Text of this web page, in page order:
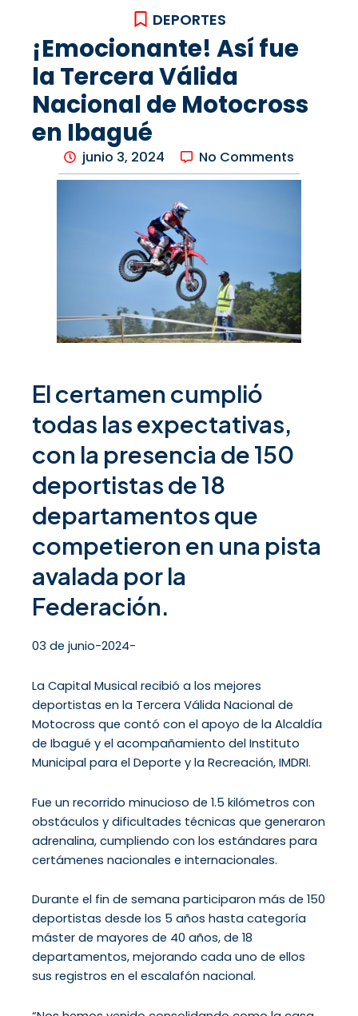
DEPORTES
¡Emocionante! Así fue
la Tercera Válida
Nacional de Motocross
en Ibagué
junio 3, 2024 No Comments
El certamen cumplió
todas las expectativas,
con la presencia de 150
deportistas de 18
departamentos que
competieron en una pista
avalada por la
Federación.
03 de junio-2024-
La Capital Musical recibió a los mejores
deportistas en la Tercera Válida Nacional de
Motocross que contó con el apoyo de la Alcaldía
de Ibagué y el acompañamiento del Instituto
Municipal para el Deporte y la Recreación, IMDRI.
Fue un recorrido minucioso de 1.5 kilómetros con
obstáculos y dificultades técnicas que generaron
adrenalina, cumpliendo con los estándares para
certámenes nacionales e internacionales.
Durante el fin de semana participaron más de 150
deportistas desde los 5 años hasta categoría
máster de mayores de 40 años, de 18
departamentos, mejorando cada uno de ellos
sus registros en el escalafón nacional.